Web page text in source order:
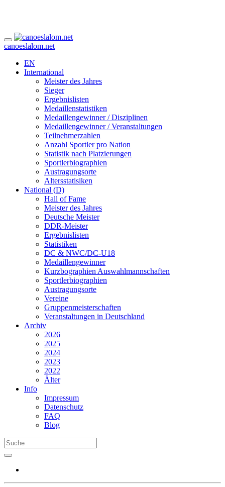
canoeslalom.net
EN
International
Meister des Jahres
Sieger
Ergebnislisten
Medaillenstatistiken
Medaillengewinner / Disziplinen
Medaillengewinner / Veranstaltungen
Teilnehmerzahlen
Anzahl Sportler pro Nation
Statistik nach Platzierungen
Sportlerbiographien
Austragungsorte
Altersstatisiken
National (D)
Hall of Fame
Meister des Jahres
Deutsche Meister
DDR-Meister
Ergebnislisten
Statistiken
DC & NWC/DC-U18
Medaillengewinner
Kurzbographien Auswahlmannschaften
Sportlerbiographien
Austragungsorte
Vereine
Gruppenmeisterschaften
Veranstaltungen in Deutschland
Archiv
2026
2025
2024
2023
2022
Älter
Info
Impressum
Datenschutz
FAQ
Blog